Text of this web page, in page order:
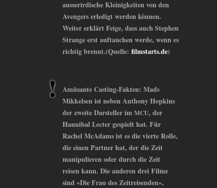
ausserirdische Kleinigkeiten von den
Avengers erledigt werden können.
Weiter erklärt Feige, dass auch Stephen
Strange erst auftauchen werde, wenn es
richtig brennt.(Quelle: filmstarts.de)
Amüsante Casting-Fakten: Mads
Mikkelsen ist neben Anthony Hopkins
der zweite Darsteller im MCU, der
Hannibal Lecter gespielt hat. Für
Rachel McAdams ist es die vierte Rolle,
die einen Partner hat, der die Zeit
manipulieren oder durch die Zeit
reisen kann. Die anderen drei Filme
sind «Die Frau des Zeitreisenden»,